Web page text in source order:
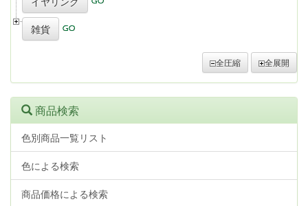
雑貨
全圧縮 全展開
商品検索
色別商品一覧リスト
色による検索
商品価格による検索